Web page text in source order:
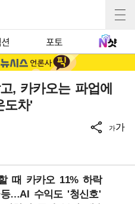
포토
, 카카오는 파업에
도차'
가가
때 카카오 11% 하락
…AI 수익도 '청신호'